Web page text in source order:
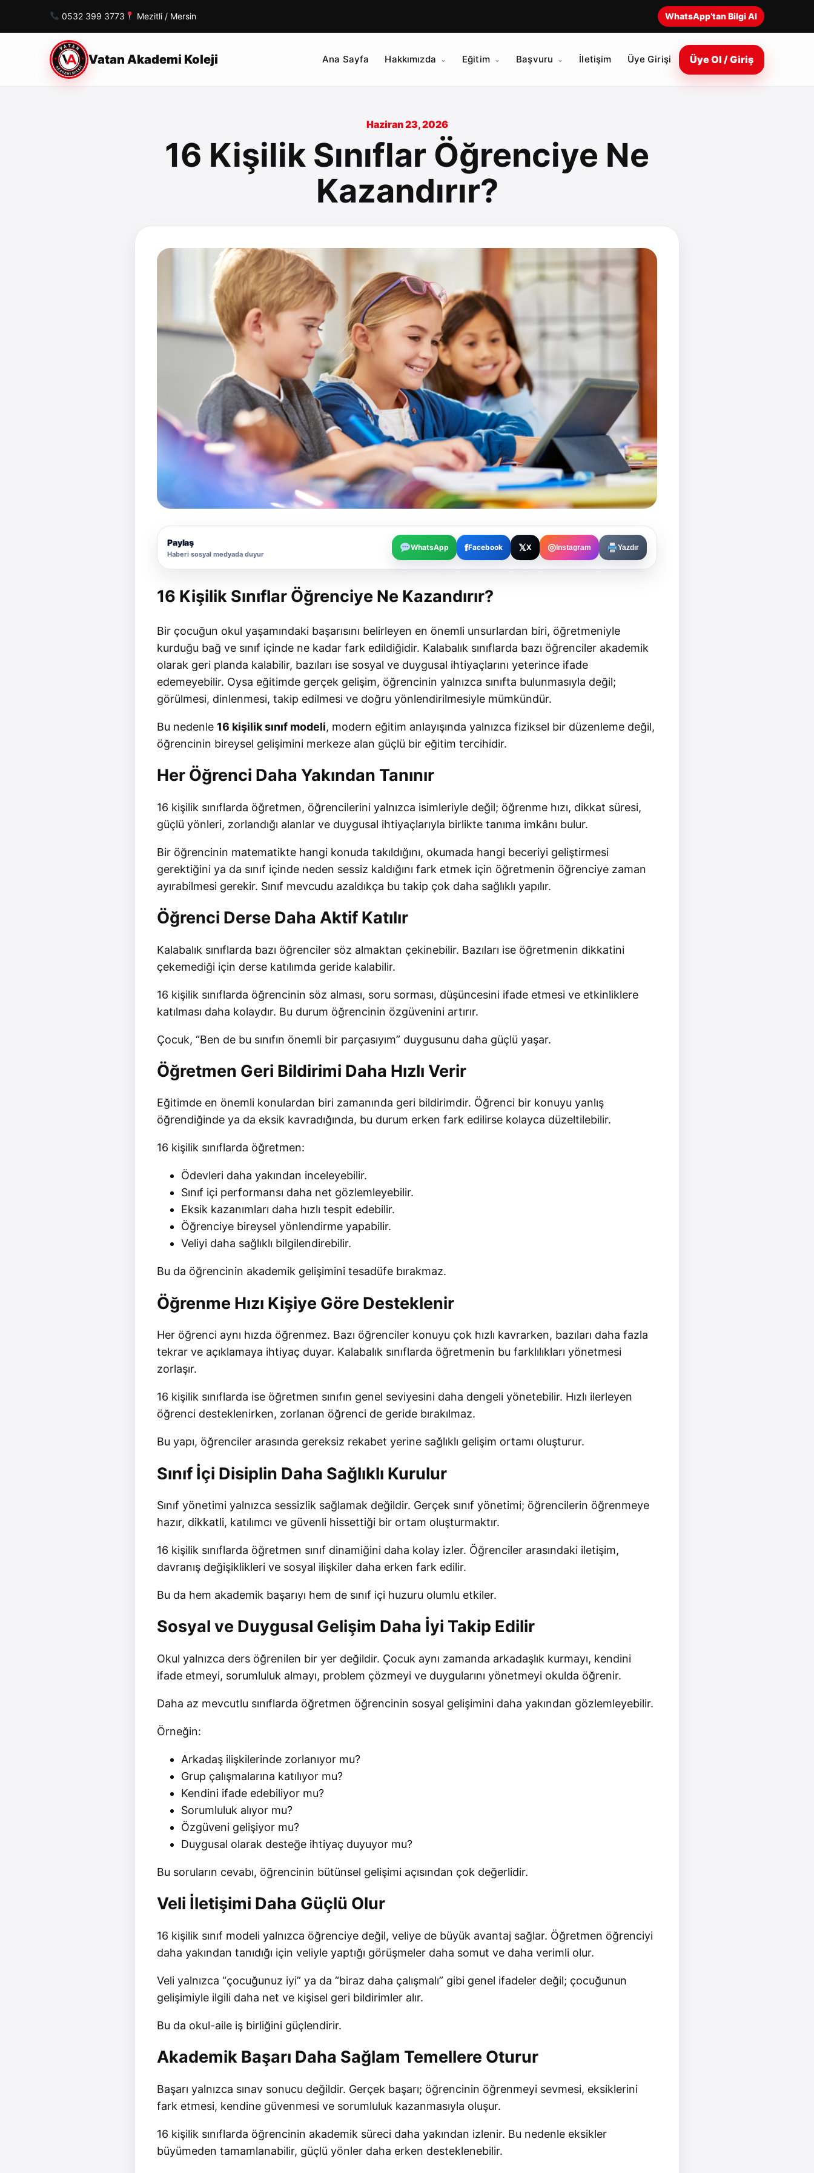
0532 399 3773 Mezitli / Mersin WhatsApp’tan Bilgi Al
Vatan Akademi Koleji Ana Sayfa Hakkımızda Eğitim Başvuru İletişim Üye Girişi Üye Ol / Giriş
Haziran 23, 2026
16 Kişilik Sınıflar Öğrenciye Ne
Kazandırır?
Paylaş
Haberi sosyal medyada duyur
WhatsApp fFacebook 𝕏X ◎Instagram Yazdır
16 Kişilik Sınıflar Öğrenciye Ne Kazandırır?
Bir çocuğun okul yaşamındaki başarısını belirleyen en önemli unsurlardan biri, öğretmeniyle
kurduğu bağ ve sınıf içinde ne kadar fark edildiğidir. Kalabalık sınıflarda bazı öğrenciler akademik
olarak geri planda kalabilir, bazıları ise sosyal ve duygusal ihtiyaçlarını yeterince ifade
edemeyebilir. Oysa eğitimde gerçek gelişim, öğrencinin yalnızca sınıfta bulunmasıyla değil;
görülmesi, dinlenmesi, takip edilmesi ve doğru yönlendirilmesiyle mümkündür.
Bu nedenle 16 kişilik sınıf modeli, modern eğitim anlayışında yalnızca fiziksel bir düzenleme değil,
öğrencinin bireysel gelişimini merkeze alan güçlü bir eğitim tercihidir.
Her Öğrenci Daha Yakından Tanınır
16 kişilik sınıflarda öğretmen, öğrencilerini yalnızca isimleriyle değil; öğrenme hızı, dikkat süresi,
güçlü yönleri, zorlandığı alanlar ve duygusal ihtiyaçlarıyla birlikte tanıma imkânı bulur.
Bir öğrencinin matematikte hangi konuda takıldığını, okumada hangi beceriyi geliştirmesi
gerektiğini ya da sınıf içinde neden sessiz kaldığını fark etmek için öğretmenin öğrenciye zaman
ayırabilmesi gerekir. Sınıf mevcudu azaldıkça bu takip çok daha sağlıklı yapılır.
Öğrenci Derse Daha Aktif Katılır
Kalabalık sınıflarda bazı öğrenciler söz almaktan çekinebilir. Bazıları ise öğretmenin dikkatini
çekemediği için derse katılımda geride kalabilir.
16 kişilik sınıflarda öğrencinin söz alması, soru sorması, düşüncesini ifade etmesi ve etkinliklere
katılması daha kolaydır. Bu durum öğrencinin özgüvenini artırır.
Çocuk, “Ben de bu sınıfın önemli bir parçasıyım” duygusunu daha güçlü yaşar.
Öğretmen Geri Bildirimi Daha Hızlı Verir
Eğitimde en önemli konulardan biri zamanında geri bildirimdir. Öğrenci bir konuyu yanlış
öğrendiğinde ya da eksik kavradığında, bu durum erken fark edilirse kolayca düzeltilebilir.
16 kişilik sınıflarda öğretmen:
Ödevleri daha yakından inceleyebilir.
Sınıf içi performansı daha net gözlemleyebilir.
Eksik kazanımları daha hızlı tespit edebilir.
Öğrenciye bireysel yönlendirme yapabilir.
Veliyi daha sağlıklı bilgilendirebilir.
Bu da öğrencinin akademik gelişimini tesadüfe bırakmaz.
Öğrenme Hızı Kişiye Göre Desteklenir
Her öğrenci aynı hızda öğrenmez. Bazı öğrenciler konuyu çok hızlı kavrarken, bazıları daha fazla
tekrar ve açıklamaya ihtiyaç duyar. Kalabalık sınıflarda öğretmenin bu farklılıkları yönetmesi
zorlaşır.
16 kişilik sınıflarda ise öğretmen sınıfın genel seviyesini daha dengeli yönetebilir. Hızlı ilerleyen
öğrenci desteklenirken, zorlanan öğrenci de geride bırakılmaz.
Bu yapı, öğrenciler arasında gereksiz rekabet yerine sağlıklı gelişim ortamı oluşturur.
Sınıf İçi Disiplin Daha Sağlıklı Kurulur
Sınıf yönetimi yalnızca sessizlik sağlamak değildir. Gerçek sınıf yönetimi; öğrencilerin öğrenmeye
hazır, dikkatli, katılımcı ve güvenli hissettiği bir ortam oluşturmaktır.
16 kişilik sınıflarda öğretmen sınıf dinamiğini daha kolay izler. Öğrenciler arasındaki iletişim,
davranış değişiklikleri ve sosyal ilişkiler daha erken fark edilir.
Bu da hem akademik başarıyı hem de sınıf içi huzuru olumlu etkiler.
Sosyal ve Duygusal Gelişim Daha İyi Takip Edilir
Okul yalnızca ders öğrenilen bir yer değildir. Çocuk aynı zamanda arkadaşlık kurmayı, kendini
ifade etmeyi, sorumluluk almayı, problem çözmeyi ve duygularını yönetmeyi okulda öğrenir.
Daha az mevcutlu sınıflarda öğretmen öğrencinin sosyal gelişimini daha yakından gözlemleyebilir.
Örneğin:
Arkadaş ilişkilerinde zorlanıyor mu?
Grup çalışmalarına katılıyor mu?
Kendini ifade edebiliyor mu?
Sorumluluk alıyor mu?
Özgüveni gelişiyor mu?
Duygusal olarak desteğe ihtiyaç duyuyor mu?
Bu soruların cevabı, öğrencinin bütünsel gelişimi açısından çok değerlidir.
Veli İletişimi Daha Güçlü Olur
16 kişilik sınıf modeli yalnızca öğrenciye değil, veliye de büyük avantaj sağlar. Öğretmen öğrenciyi
daha yakından tanıdığı için veliyle yaptığı görüşmeler daha somut ve daha verimli olur.
Veli yalnızca “çocuğunuz iyi” ya da “biraz daha çalışmalı” gibi genel ifadeler değil; çocuğunun
gelişimiyle ilgili daha net ve kişisel geri bildirimler alır.
Bu da okul-aile iş birliğini güçlendirir.
Akademik Başarı Daha Sağlam Temellere Oturur
Başarı yalnızca sınav sonucu değildir. Gerçek başarı; öğrencinin öğrenmeyi sevmesi, eksiklerini
fark etmesi, kendine güvenmesi ve sorumluluk kazanmasıyla oluşur.
16 kişilik sınıflarda öğrencinin akademik süreci daha yakından izlenir. Bu nedenle eksikler
büyümeden tamamlanabilir, güçlü yönler daha erken desteklenebilir.